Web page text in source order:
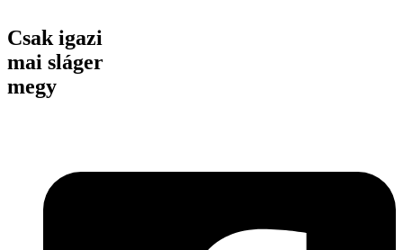
Csak igazi
mai sláger
megy